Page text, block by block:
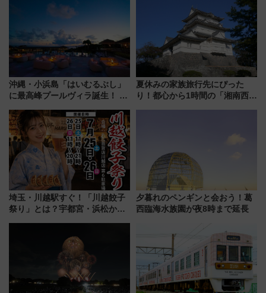
沖縄・小浜島「はいむるぶし」
に最高峰プールヴィラ誕生！ 石
美旅「何もしない贅沢」を体験
してみない？
夏休みの家族旅行先にぴった
り！都心から1時間の「湘南西エ
埼玉・川越駅すぐ！「川越餃子
祭り」とは？宇都宮・浜松から
夕暮れのペンギンと会おう！葛
西臨海水族園が夜8時まで延長